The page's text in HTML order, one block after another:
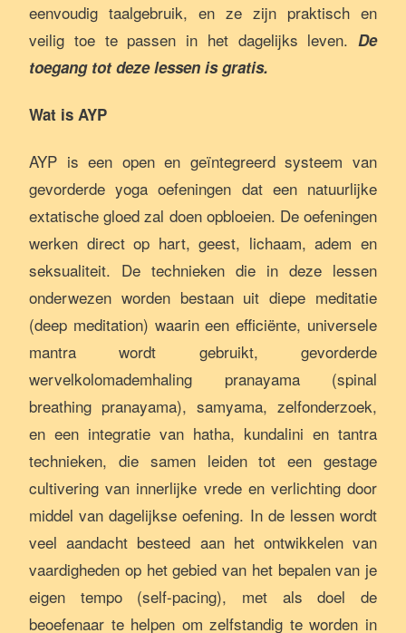
eenvoudig taalgebruik, en ze zijn praktisch en
veilig toe te passen in het dagelijks leven. De
toegang tot deze lessen is gratis.
Wat is AYP
AYP is een open en geïntegreerd systeem van
gevorderde yoga oefeningen dat een natuurlijke
extatische gloed zal doen opbloeien. De oefeningen
werken direct op hart, geest, lichaam, adem en
seksualiteit. De technieken die in deze lessen
onderwezen worden bestaan uit diepe meditatie
(deep meditation) waarin een efficiënte, universele
mantra wordt gebruikt, gevorderde
wervelkolomademhaling pranayama (spinal
breathing pranayama), samyama, zelfonderzoek,
en een integratie van hatha, kundalini en tantra
technieken, die samen leiden tot een gestage
cultivering van innerlijke vrede en verlichting door
middel van dagelijkse oefening. In de lessen wordt
veel aandacht besteed aan het ontwikkelen van
vaardigheden op het gebied van het bepalen van je
eigen tempo (self-pacing), met als doel de
beoefenaar te helpen om zelfstandig te worden in